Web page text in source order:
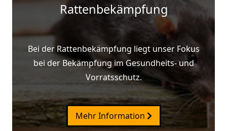
Rattenbekämpfung
Bei der Rattenbekämpfung liegt unser Fokus
bei der Bekämpfung im Gesundheits- und
Vorratsschutz.
Mehr Information